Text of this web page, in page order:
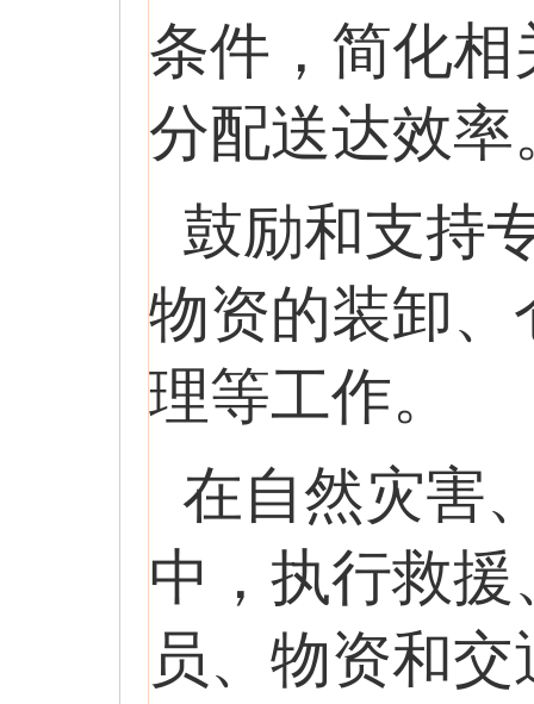
条件，简化
分配送达效率
鼓励和支持
物资的装卸
理等工作。
在自然灾害
中，执行救
员、物资和